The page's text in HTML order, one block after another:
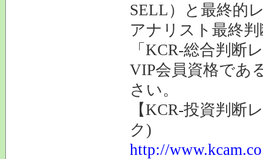
SELL）と最終的
アナリスト最終
「KCR-総合判
VIP会員資格であ
さい。
【KCR-投資判断
ク)
http://